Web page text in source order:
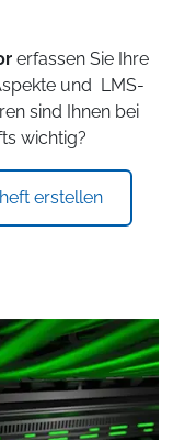
erfassen Sie Ihre
und LMS-
sind Ihnen bei
wichtig?
erstellen